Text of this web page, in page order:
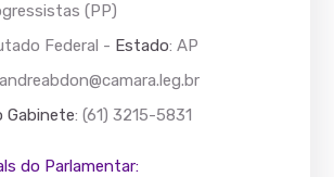
(PP)
Federal - Estado: AP
Gabinete: (61) 3215-5831
do Parlamentar: